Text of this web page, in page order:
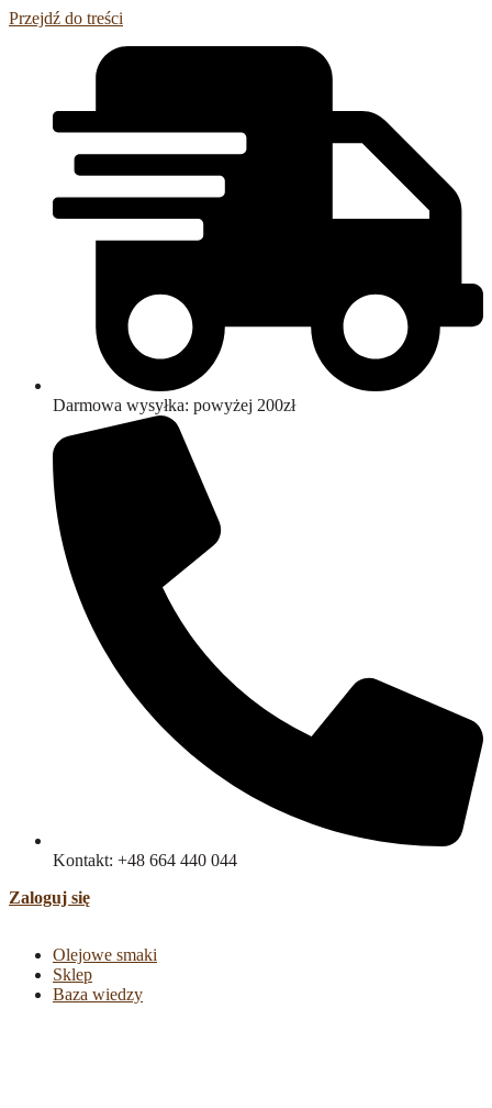
Przejdź do treści
Darmowa wysyłka: powyżej 200zł
Kontakt: +48 664 440 044
Zaloguj się
Olejowe smaki
Sklep
Baza wiedzy